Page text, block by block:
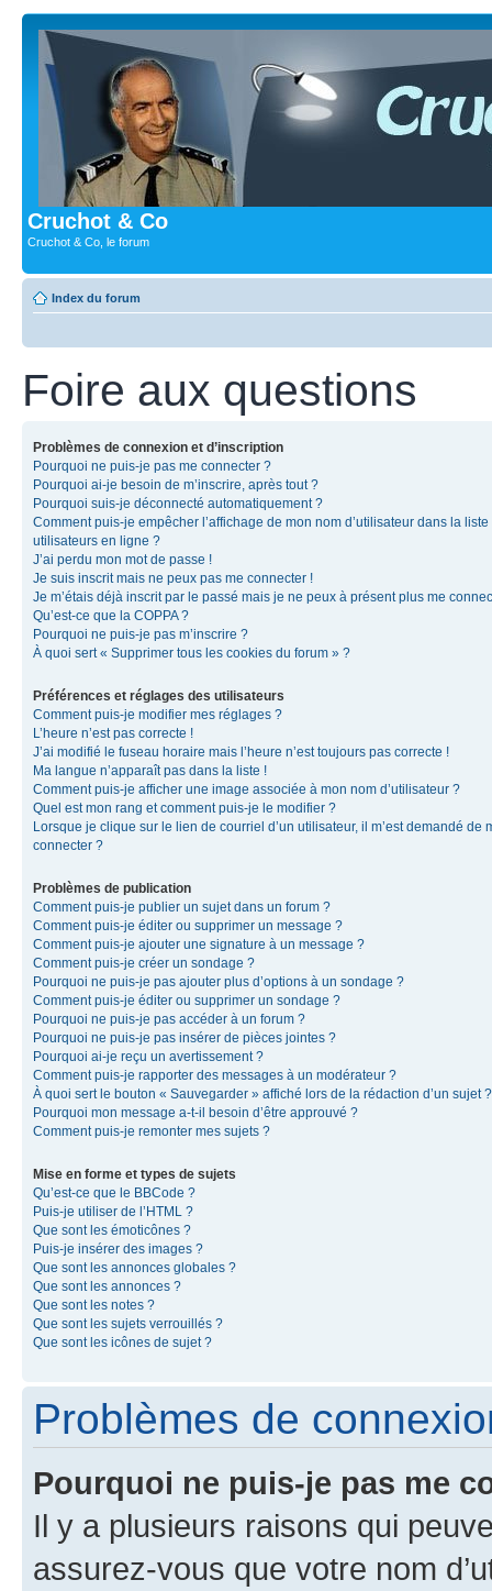
Cruchot & Co
Cruchot & Co, le forum
Index du forum
Foire aux questions
Problèmes de connexion et d’inscription
Pourquoi ne puis-je pas me connecter ?
Pourquoi ai-je besoin de m’inscrire, après tout ?
Pourquoi suis-je déconnecté automatiquement ?
Comment puis-je empêcher l’affichage de mon nom d’utilisateur dans la liste
utilisateurs en ligne ?
J’ai perdu mon mot de passe !
Je suis inscrit mais ne peux pas me connecter !
Je m’étais déjà inscrit par le passé mais je ne peux à présent plus me
Qu’est-ce que la COPPA ?
Pourquoi ne puis-je pas m’inscrire ?
À quoi sert « Supprimer tous les cookies du forum » ?
Préférences et réglages des utilisateurs
Comment puis-je modifier mes réglages ?
L’heure n’est pas correcte !
J’ai modifié le fuseau horaire mais l’heure n’est toujours pas correcte !
Ma langue n’apparaît pas dans la liste !
Comment puis-je afficher une image associée à mon nom d’utilisateur ?
Quel est mon rang et comment puis-je le modifier ?
Lorsque je clique sur le lien de courriel d’un utilisateur, il m’est demandé de
connecter ?
Problèmes de publication
Comment puis-je publier un sujet dans un forum ?
Comment puis-je éditer ou supprimer un message ?
Comment puis-je ajouter une signature à un message ?
Comment puis-je créer un sondage ?
Pourquoi ne puis-je pas ajouter plus d’options à un sondage ?
Comment puis-je éditer ou supprimer un sondage ?
Pourquoi ne puis-je pas accéder à un forum ?
Pourquoi ne puis-je pas insérer de pièces jointes ?
Pourquoi ai-je reçu un avertissement ?
Comment puis-je rapporter des messages à un modérateur ?
À quoi sert le bouton « Sauvegarder » affiché lors de la rédaction d’un sujet ?
Pourquoi mon message a-t-il besoin d’être approuvé ?
Comment puis-je remonter mes sujets ?
Mise en forme et types de sujets
Qu’est-ce que le BBCode ?
Puis-je utiliser de l’HTML ?
Que sont les émoticônes ?
Puis-je insérer des images ?
Que sont les annonces globales ?
Que sont les annonces ?
Que sont les notes ?
Que sont les sujets verrouillés ?
Que sont les icônes de sujet ?
Problèmes de
Pourquoi ne puis-je pas me
Il y a plusieurs raisons qui
assurez-vous que votre nom